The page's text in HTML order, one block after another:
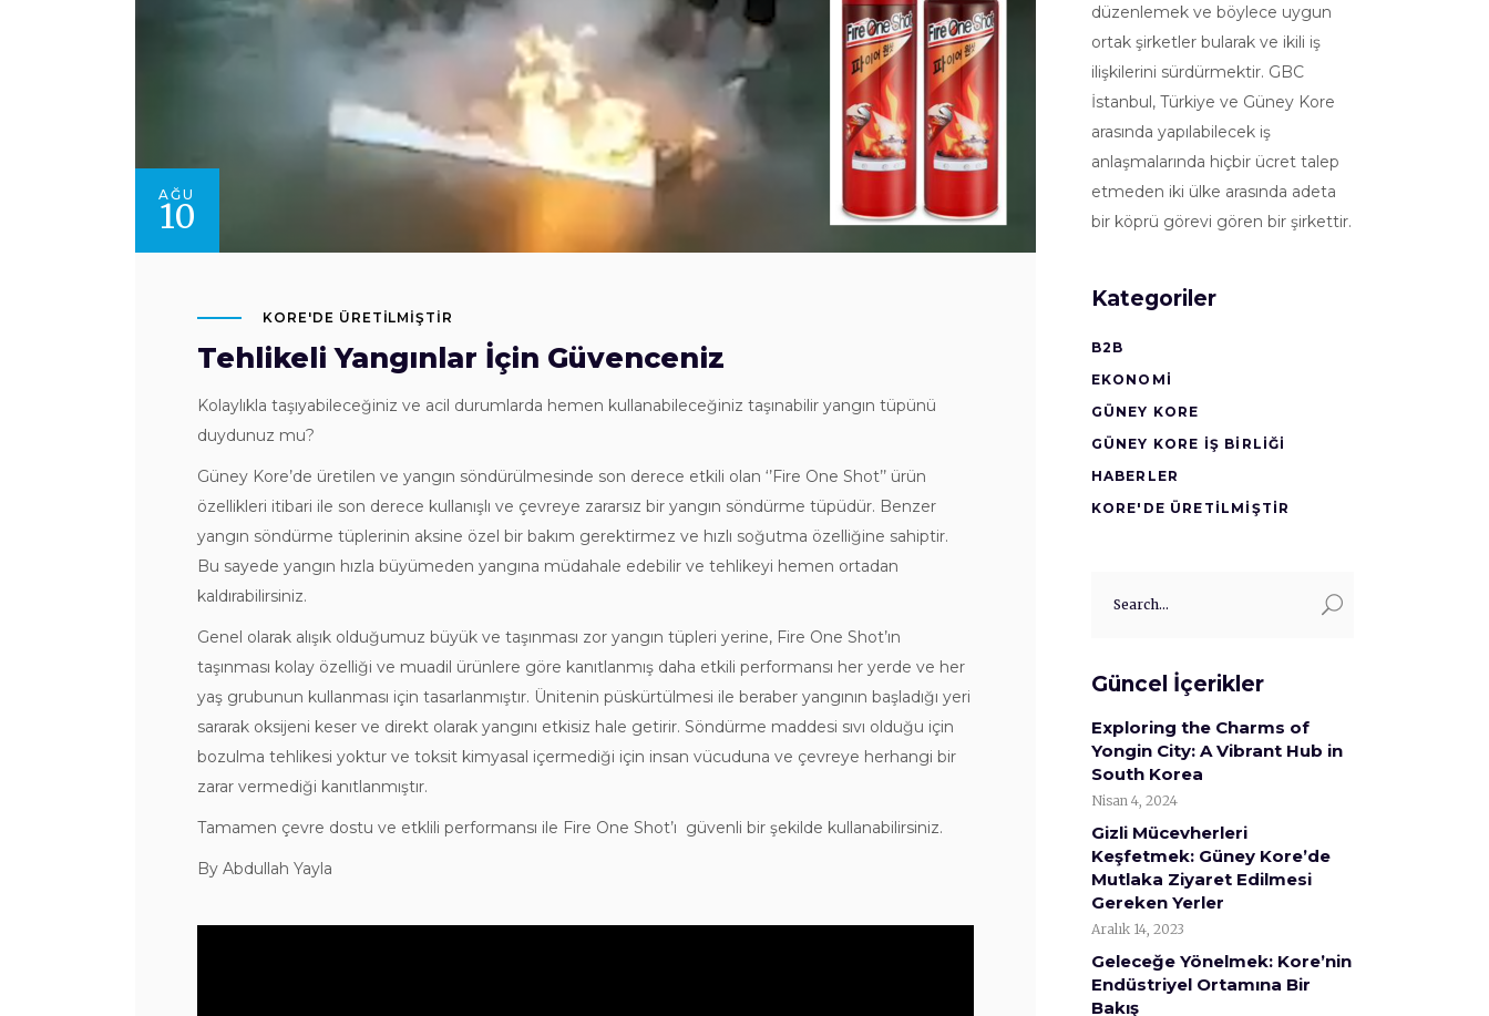
AĞU
10
KORE'DE ÜRETİLMİŞTİR
Tehlikeli Yangınlar İçin Güvenceniz
Kolaylıkla taşıyabileceğiniz ve acil durumlarda hemen kullanabileceğiniz taşınabilir yangın tüpünü
duydunuz mu?
Güney Kore’de üretilen ve yangın söndürülmesinde son derece etkili olan ‘’Fire One Shot’’ ürün
özellikleri itibari ile son derece kullanışlı ve çevreye zararsız bir yangın söndürme tüpüdür. Benzer
yangın söndürme tüplerinin aksine özel bir bakım gerektirmez ve hızlı soğutma özelliğine sahiptir.
Bu sayede yangın hızla büyümeden yangına müdahale edebilir ve tehlikeyi hemen ortadan
kaldırabilirsiniz.
Genel olarak alışık olduğumuz büyük ve taşınması zor yangın tüpleri yerine, Fire One Shot’ın
taşınması kolay özelliği ve muadil ürünlere göre kanıtlanmış daha etkili performansı her yerde ve her
yaş grubunun kullanması için tasarlanmıştır. Ünitenin püskürtülmesi ile beraber yangının başladığı yeri
sararak oksijeni keser ve direkt olarak yangını etkisiz hale getirir. Söndürme maddesi sıvı olduğu için
bozulma tehlikesi yoktur ve toksit kimyasal içermediği için insan vücuduna ve çevreye herhangi bir
zarar vermediği kanıtlanmıştır.
Tamamen çevre dostu ve etklili performansı ile Fire One Shot’ı güvenli bir şekilde kullanabilirsiniz.
By Abdullah Yayla
düzenlemek ve böylece uygun
ortak şirketler bularak ve ikili iş
ilişkilerini sürdürmektir. GBC
İstanbul, Türkiye ve Güney Kore
arasında yapılabilecek iş
anlaşmalarında hiçbir ücret talep
etmeden iki ülke arasında adeta
bir köprü görevi gören bir şirkettir.
Kategoriler
B2B
EKONOMI
GÜNEY KORE
GÜNEY KORE İŞ BİRLİĞİ
HABERLER
KORE'DE ÜRETİLMİŞTİR
for:
Güncel İçerikler
Exploring the Charms of
Yongin City: A Vibrant Hub in
South Korea
Nisan 4, 2024
Gizli Mücevherleri
Keşfetmek: Güney Kore’de
Mutlaka Ziyaret Edilmesi
Gereken Yerler
Aralık 14, 2023
Geleceğe Yönelmek: Kore’nin
Endüstriyel Ortamına Bir
Bakış